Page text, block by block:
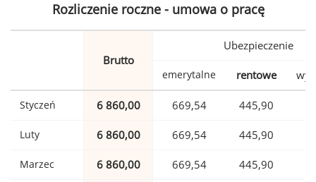
Rozliczenie roczne - umowa o pracę
Brutto
Ubezpieczenie
emerytalne rentowe
Styczeń 6 860,00 669,54 445,90
Luty 6 860,00 669,54 445,90
Marzec 6 860,00 669,54 445,90